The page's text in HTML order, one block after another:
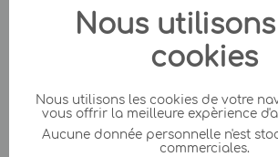
Nous
cookies
Nous utilisons les cookies de votre
vous offrir la meilleure expèrience
Aucune donnée personnelle n'est
commerciales.